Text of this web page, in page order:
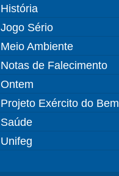
História
Jogo Sério
Meio Ambiente
Notas de Falecimento
Ontem
Projeto Exército do Bem
Saúde
Unifeg